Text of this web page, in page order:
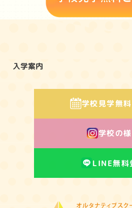
入学案内
学校見学無
学校の
LINE無料